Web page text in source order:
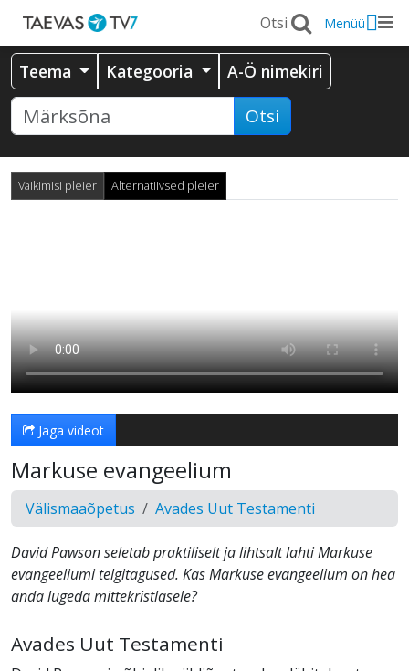
Menüü
Teema Kategooria A-Ö nimekiri
Otsi
Vaikimisi pleier Alternatiivsed pleier
Jaga videot
Markuse evangeelium
Välismaaõpetus Avades Uut Testamenti
David Pawson seletab praktiliselt ja lihtsalt lahti Markuse
evangeeliumi telgitagused. Kas Markuse evangeelium on hea
anda lugeda mittekristlasele?
Avades Uut Testamenti